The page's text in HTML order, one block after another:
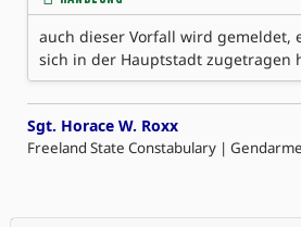
auch dieser Vorfall wird gemeldet,
sich in der Hauptstadt zugetragen
Sgt. Horace W. Roxx
Freeland State Constabulary |